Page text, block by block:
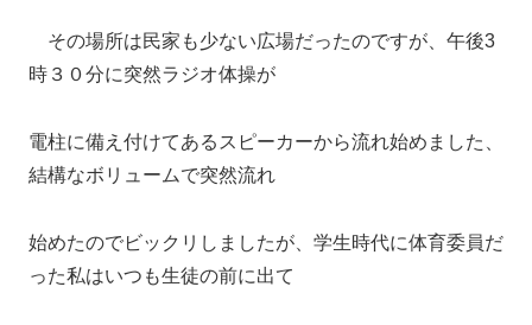
その場所は民家も少ない広場だったのですが、午後3
時３０分に突然ラジオ体操が
電柱に備え付けてあるスピーカーから流れ始めました、
結構なボリュームで突然流れ
始めたのでビックリしましたが、学生時代に体育委員だ
った私はいつも生徒の前に出て